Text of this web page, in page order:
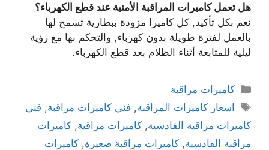
هل تعمل كاميرات المراقبة الأمنية عند قطع الكهرباء؟
نعم بكل تأكيد, كل كاميرا مزودة ببطارية تسمح لها
بالعمل لفترة طويلة بدون كهرباء, والتحكم بها مع رؤية
ليلية للمتابعة أثناء الظلام بعد قطع الكهرباء.
كاميرات مراقبة
اسعار كاميرات المراقبة, فني كاميرات مراقبة, فني
كاميرات مراقبة القادسية, كاميرات مراقبة, كاميرات
مراقبة القادسية, كاميرات مراقبة صغيرة, كاميرات